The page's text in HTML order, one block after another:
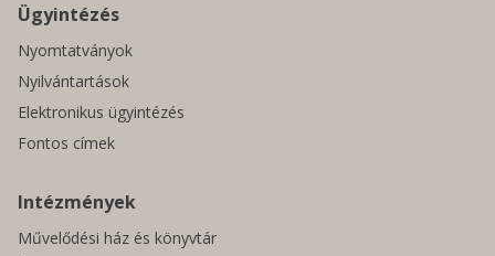
Ügyintézés
Nyomtatványok
Nyilvántartások
Elektronikus ügyintézés
Fontos címek
Intézmények
Művelődési ház és könyvtár